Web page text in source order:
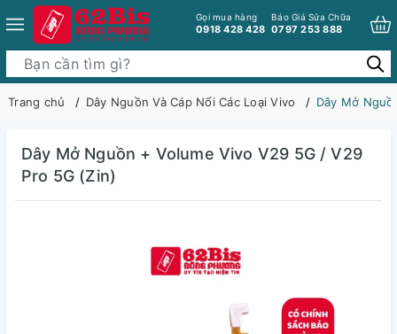
Gọi mua hàng
0918 428 428
Báo Giá Sửa Chữa
0797 253 888
Trang chủ Dây Nguồn Và Cáp Nối Các Loại Vivo Dây Mở
Dây Mở Nguồn + Volume Vivo V29 5G / V29
Pro 5G (Zin)